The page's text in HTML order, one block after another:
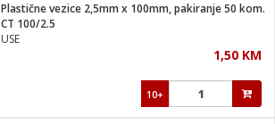
Plastične vezice 2,5mm x 100mm, pakiranje 50 kom.
CT 100/2.5
USE
1,50 KM
10+